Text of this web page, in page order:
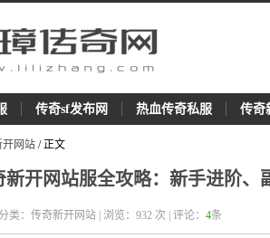
传奇sf发布网 热血传奇私服 传奇
开网站 / 正文
新开网站服全攻略：新手进阶、
类：传奇新开网站 | 浏览： 932 次 | 评论： 4条